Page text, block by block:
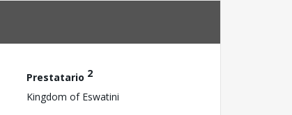
Prestatario 2
Kingdom of Eswatini